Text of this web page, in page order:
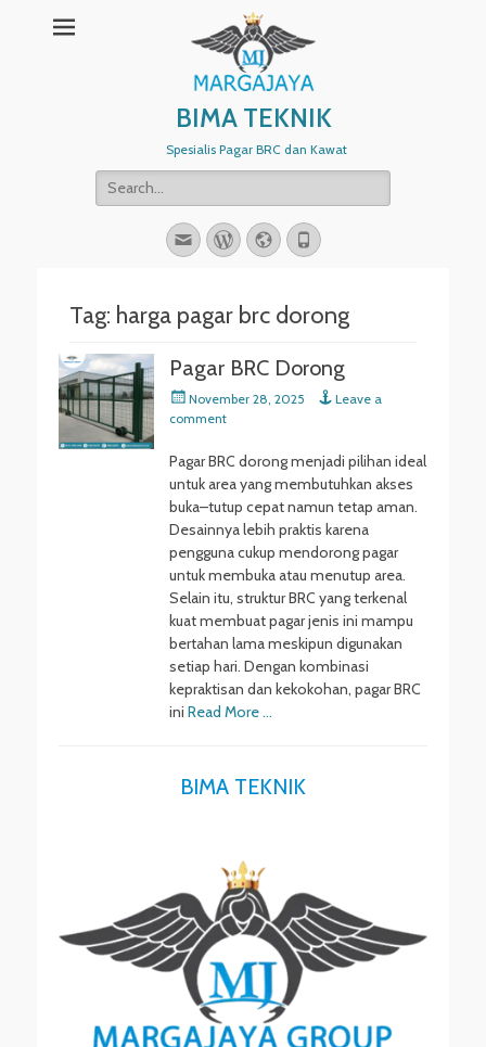
BIMA TEKNIK
Spesialis Pagar BRC dan Kawat
Search
for:
EmailWordPress
WebsitePhone
Tag: harga pagar brc dorong
Pagar BRC Dorong
Posted
on
November 28, 2025
Leave a
comment
Pagar BRC dorong menjadi pilihan ideal
untuk area yang membutuhkan akses
buka–tutup cepat namun tetap aman.
Desainnya lebih praktis karena
pengguna cukup mendorong pagar
untuk membuka atau menutup area.
Selain itu, struktur BRC yang terkenal
kuat membuat pagar jenis ini mampu
bertahan lama meskipun digunakan
setiap hari. Dengan kombinasi
kepraktisan dan kekokohan, pagar BRC
ini Read More …
BIMA TEKNIK